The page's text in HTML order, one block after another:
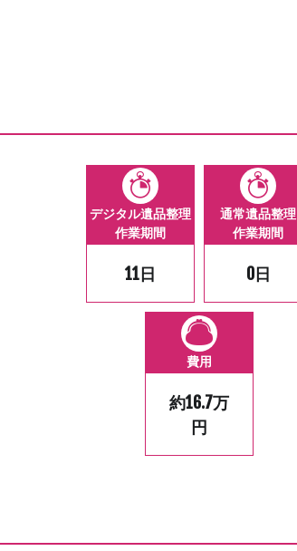
デジタル遺品整理
作業期間
11日
通常遺品整理
作業期間
0日
費用
約16.7万
円